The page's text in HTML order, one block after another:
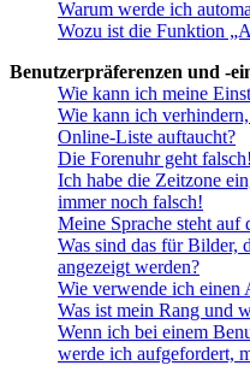
Warum werde ich
Wozu ist die Funktion
Benutzerpräferenzen und -
Wie kann ich meine
Wie kann ich
Online-Liste auftaucht?
Die Forenuhr geht falsch!
Ich habe die Zeitzone
immer noch falsch!
Meine Sprache steht
Was sind das für Bilder,
angezeigt werden?
Wie verwende ich einen
Was ist mein Rang und
Wenn ich bei einem
werde ich aufgefordert,